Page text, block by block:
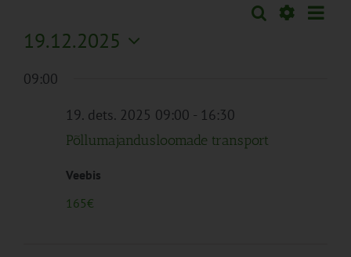
Sündmused
Otsi Päev
19.12.2025
kuupäev.
09:00
19. dets. 2025 09:00 - 16:30
Põllumajandusloomade transport
Veebis
165€